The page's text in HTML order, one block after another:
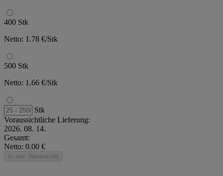
400 Stk
Netto: 1.78 €/Stk
500 Stk
Netto: 1.66 €/Stk
Stk
Voraussichtliche Lieferung:
2026. 08. 14.
Gesamt:
Netto: 0.00 €
In den Warenkorb